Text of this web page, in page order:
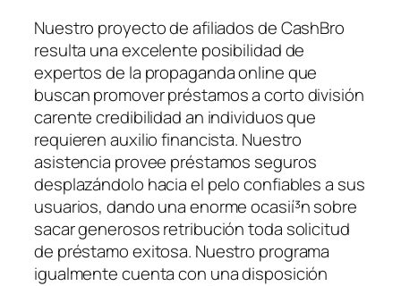
Nuestro proyecto de afiliados de CashBro
resulta una excelente posibilidad de
expertos de la propaganda online que
buscan promover préstamos a corto división
carente credibilidad an individuos que
requieren auxilio financista. Nuestro
asistencia provee préstamos seguros
desplazándolo hacia el pelo confiables a sus
usuarios, dando una enorme ocasií³n sobre
sacar generosos retribución toda solicitud
de préstamo exitosa. Nuestro programa
igualmente cuenta con una disposición